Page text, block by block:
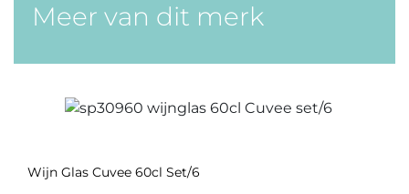
Meer van dit merk
Wijn Glas Cuvee 60cl Set/6